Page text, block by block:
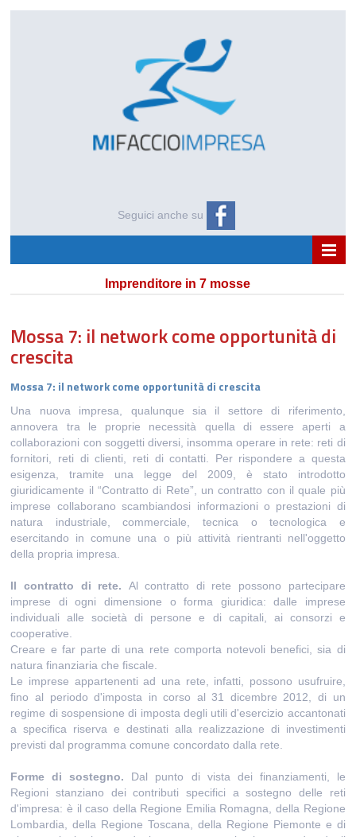
Seguici anche su
EVENTI
CONTATTI
Imprenditore in 7 mosse
Mossa 7: il network come opportunità di
crescita
Mossa 7: il network come opportunità di crescita
Una nuova impresa, qualunque sia il settore di riferimento,
annovera tra le proprie necessità quella di essere aperti a
collaborazioni con soggetti diversi, insomma operare in rete: reti di
fornitori, reti di clienti, reti di contatti. Per rispondere a questa
esigenza, tramite una legge del 2009, è stato introdotto
giuridicamente il “Contratto di Rete”, un contratto con il quale più
imprese collaborano scambiandosi informazioni o prestazioni di
natura industriale, commerciale, tecnica o tecnologica e
esercitando in comune una o più attività rientranti nell'oggetto
della propria impresa.
Il contratto di rete. Al contratto di rete possono partecipare
imprese di ogni dimensione o forma giuridica: dalle imprese
individuali alle società di persone e di capitali, ai consorzi e
cooperative.
Creare e far parte di una rete comporta notevoli benefici, sia di
natura finanziaria che fiscale.
Le imprese appartenenti ad una rete, infatti, possono usufruire,
fino al periodo d'imposta in corso al 31 dicembre 2012, di un
regime di sospensione di imposta degli utili d'esercizio accantonati
a specifica riserva e destinati alla realizzazione di investimenti
previsti dal programma comune concordato dalla rete.
Forme di sostegno. Dal punto di vista dei finanziamenti, le
Regioni stanziano dei contributi specifici a sostegno delle reti
d'impresa: è il caso della Regione Emilia Romagna, della Regione
Lombardia, della Regione Toscana, della Regione Piemonte e di